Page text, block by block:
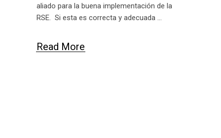
aliado para la buena implementación de la
RSE. Si esta es correcta y adecuada
Read More